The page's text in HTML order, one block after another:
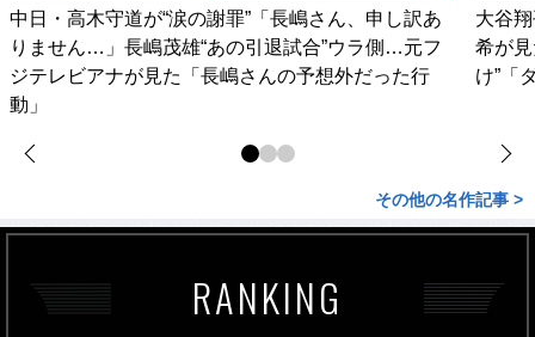
中日・高木守道が“涙の謝罪”「長嶋さん、申し訳あ
りません…」長嶋茂雄“あの引退試合”ウラ側…元フ
ジテレビアナが見た「長嶋さんの予想外だった行
動」
大谷
希が
け”「
その他の名作記事 >
RANKING